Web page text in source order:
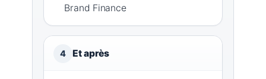
Brand Finance
4 Et après